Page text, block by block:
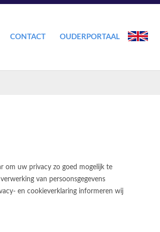
CONTACT OUDERPORTAAL
ENGLISH
om uw privacy zo goed mogelijk te
van persoonsgegevens
en cookieverklaring informeren wij